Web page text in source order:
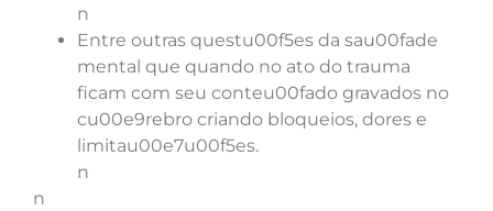
n
Entre outras questu00f5es da sau00fade
mental que quando no ato do trauma
ficam com seu conteu00fado gravados no
cu00e9rebro criando bloqueios, dores e
limitau00e7u00f5es.
n
n